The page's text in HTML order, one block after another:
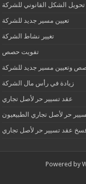
تحويل الشكل القانوني للشركة
تعيين مسير جديد للشركة
تغيير نشاط الشركة
تفويت حصص
وتعيين مسير جديد للشركة
زيادة في رأس مال الشركة
عقد تسيير حر لأصل تجاري
حر لأصل تجاري الطبيعيون
عقد تسيير حر لأصل تجاري
Powered by